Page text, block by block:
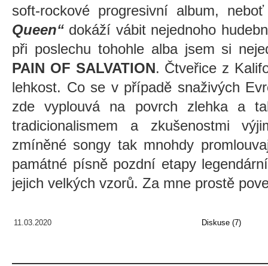
soft-rockové progresivní album,
Queen“ dokáží vábit nejednoho
při poslechu tohohle alba jsem si
PAIN OF SALVATION. Čtveřice z
lehkost. Co se v případě snaživých
zde vyplouvá na povrch zlehka a
tradicionalismem a zkušenostmi
zmíněné songy tak mnohdy
památné písně pozdní etapy
jejich velkých vzorů. Za mne prostě
11.03.2020 Diskuse (7)